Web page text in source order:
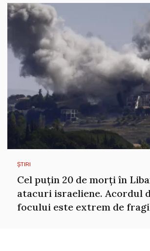
ȘTIRI
Cel puțin 20 de morți în
atacuri israeliene. Acordul
focului este extrem de